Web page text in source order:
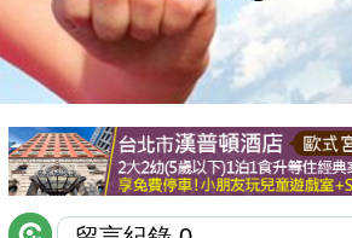
商家合作
推薦景點
討論區